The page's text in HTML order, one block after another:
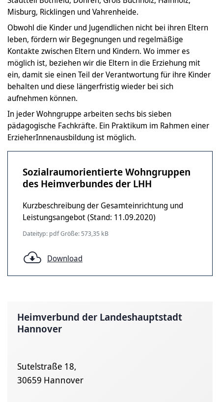
Misburg, Ricklingen und Vahrenheide.
Obwohl die Kinder und Jugendlichen nicht bei ihren Eltern
leben, fördern wir Begegnungen und regelmäßige
Kontakte zwischen Eltern und Kindern. Wo immer es
möglich ist, beziehen wir die Eltern in die Erziehung mit
ein, damit sie einen Teil der Verantwortung für ihre Kinder
behalten und diese längerfristig wieder bei sich
aufnehmen können.
In jeder Wohngruppe arbeiten sechs bis sieben
pädagogische Fachkräfte. Ein Praktikum im Rahmen einer
ErzieherInnenausbildung ist möglich.
Sozialraumorientierte Wohngruppen
des Heimverbundes der LHH
Kurzbeschreibung der Gesamteinrichtung und
Leistungsangebot (Stand: 11.09.2020)
Dateityp: pdf Größe: 573,35 kB
Download
Heimverbund der Landeshauptstadt
Hannover
Sutelstraße 18,
30659 Hannover